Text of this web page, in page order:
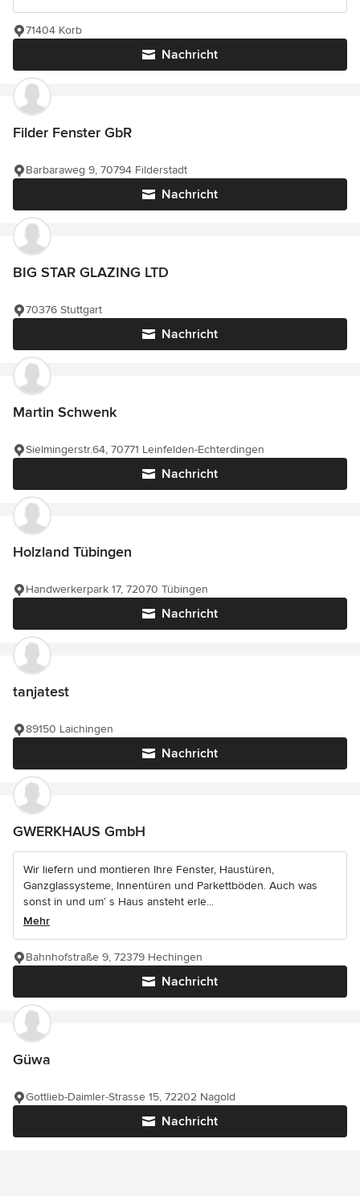
Nachricht
71404 Korb
Filder Fenster GbR
Nachricht
Barbaraweg 9, 70794 Filderstadt
BIG STAR GLAZING LTD
Nachricht
70376 Stuttgart
Martin Schwenk
Nachricht
Sielmingerstr.64, 70771 Leinfelden-Echterdingen
Holzland Tübingen
Nachricht
Handwerkerpark 17, 72070 Tübingen
tanjatest
Nachricht
89150 Laichingen
GWERKHAUS GmbH
Wir liefern und montieren Ihre Fenster, Haustüren,
Ganzglassysteme, Innentüren und Parkettböden. Auch was
sonst in und um‘ s Haus ansteht erle...
Mehr
Nachricht
Bahnhofstraße 9, 72379 Hechingen
Güwa
Nachricht
Gottlieb-Daimler-Strasse 15, 72202 Nagold